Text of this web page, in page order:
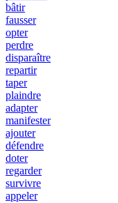
bâtir
fausser
opter
perdre
disparaître
repartir
taper
plaindre
adapter
manifester
ajouter
défendre
doter
regarder
survivre
appeler